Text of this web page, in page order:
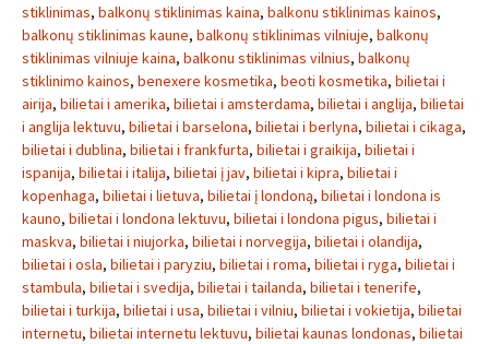
stiklinimas, balkonų stiklinimas kaina, balkonu stiklinimas kainos,
balkonų stiklinimas kaune, balkonų stiklinimas vilniuje, balkonų
stiklinimas vilniuje kaina, balkonu stiklinimas vilnius, balkonų
stiklinimo kainos, benexere kosmetika, beoti kosmetika, bilietai i
airija, bilietai i amerika, bilietai i amsterdama, bilietai i anglija, bilietai
i anglija lektuvu, bilietai i barselona, bilietai i berlyna, bilietai i cikaga,
bilietai i dublina, bilietai i frankfurta, bilietai i graikija, bilietai i
ispanija, bilietai i italija, bilietai į jav, bilietai i kipra, bilietai i
kopenhaga, bilietai i lietuva, bilietai į londoną, bilietai i londona is
kauno, bilietai i londona lektuvu, bilietai i londona pigus, bilietai i
maskva, bilietai i niujorka, bilietai i norvegija, bilietai i olandija,
bilietai i osla, bilietai i paryziu, bilietai i roma, bilietai i ryga, bilietai i
stambula, bilietai i svedija, bilietai i tailanda, bilietai i tenerife,
bilietai i turkija, bilietai i usa, bilietai i vilniu, bilietai i vokietija, bilietai
internetu, bilietai internetu lektuvu, bilietai kaunas londonas, bilietai